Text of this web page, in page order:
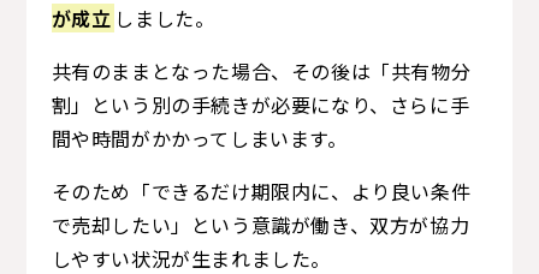
が成立 しました。
共有のままとなった場合、その後は「共有物分
割」という別の手続きが必要になり、さらに手
間や時間がかかってしまいます。
そのため「できるだけ期限内に、より良い条件
で売却したい」という意識が働き、双方が協力
しやすい状況が生まれました。